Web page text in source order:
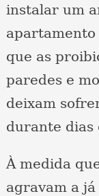
instalar um
que as
paredes e
deixam
durante dias
À medida
agravam a já